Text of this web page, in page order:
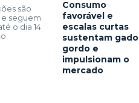
são
seguem
o dia 14
Consumo
favorável e
escalas curtas
sustentam gado
gordo e
impulsionam o
mercado